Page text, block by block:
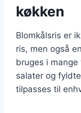
køkken
Blomkålsris er
ris, men også
bruges i
salater og
tilpasses til